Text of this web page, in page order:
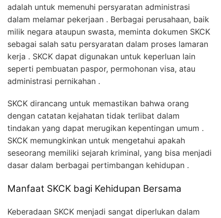
adalah untuk memenuhi persyaratan administrasi
dalam melamar pekerjaan . Berbagai perusahaan, baik
milik negara ataupun swasta, meminta dokumen SKCK
sebagai salah satu persyaratan dalam proses lamaran
kerja . SKCK dapat digunakan untuk keperluan lain
seperti pembuatan paspor, permohonan visa, atau
administrasi pernikahan .
SKCK dirancang untuk memastikan bahwa orang
dengan catatan kejahatan tidak terlibat dalam
tindakan yang dapat merugikan kepentingan umum .
SKCK memungkinkan untuk mengetahui apakah
seseorang memiliki sejarah kriminal, yang bisa menjadi
dasar dalam berbagai pertimbangan kehidupan .
Manfaat SKCK bagi Kehidupan Bersama
Keberadaan SKCK menjadi sangat diperlukan dalam